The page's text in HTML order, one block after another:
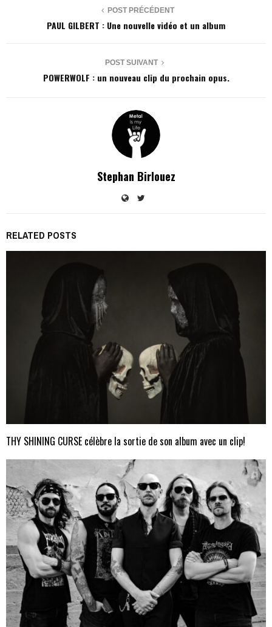
POST PRÉCÉDENT
PAUL GILBERT : Une nouvelle vidéo et un album
POST SUIVANT
POWERWOLF : un nouveau clip du prochain opus.
Stephan Birlouez
RELATED POSTS
THY SHINING CURSE célèbre la sortie de son album avec un clip!